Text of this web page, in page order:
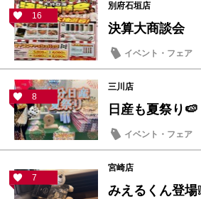
16
別府石垣店
決算大商談会
イベント・フェア
8
三川店
日産も夏祭り🍉
イベント・フェア
7
宮崎店
みえるくん登場